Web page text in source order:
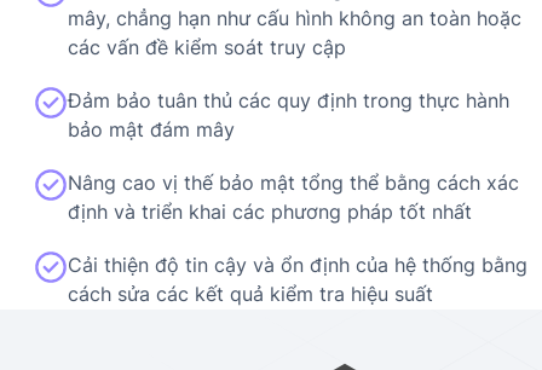
mây, chẳng hạn như cấu hình không an toàn hoặc
các vấn đề kiểm soát truy cập
Đảm bảo tuân thủ các quy định trong thực hành
bảo mật đám mây
Nâng cao vị thế bảo mật tổng thể bằng cách xác
định và triển khai các phương pháp tốt nhất
Cải thiện độ tin cậy và ổn định của hệ thống bằng
cách sửa các kết quả kiểm tra hiệu suất